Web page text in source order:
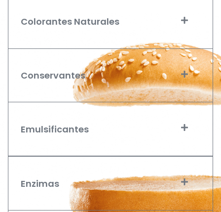
Colorantes Naturales
Conservantes
Emulsificantes
Enzimas